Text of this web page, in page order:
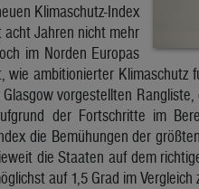
Klimaschutz-Index
Jahren nicht mehr
im Norden Europas
wie ambitionierter
vorgestellten
der Fortschritte im
die Bemühungen der
die Staaten auf dem
auf 1,5 Grad im Vergleich